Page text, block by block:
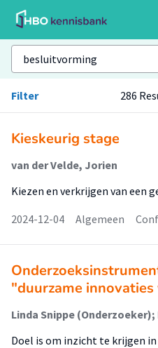
Filter 286
Kieskeurig stage
van der Velde, Jorien
Kiezen en verkrijgen van een
2024-12-04
Algemeen
"duurzame
Linda Snippe
Doel is om inzicht te krijgen